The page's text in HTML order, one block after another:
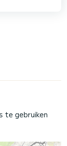
te gebruiken